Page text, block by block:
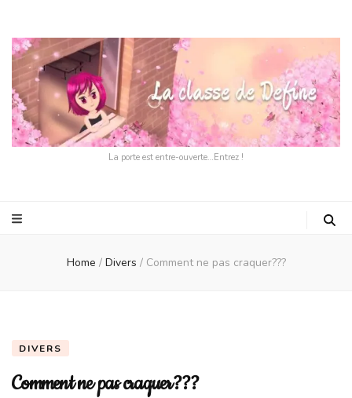
La porte est entre-ouverte…Entrez !
Home / Divers / Comment ne pas craquer???
DIVERS
Comment ne pas craquer???